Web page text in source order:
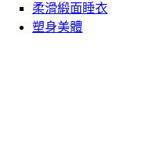
柔滑緞面睡衣
塑身美體